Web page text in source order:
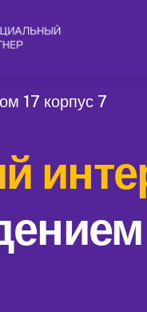
17 корпус 7